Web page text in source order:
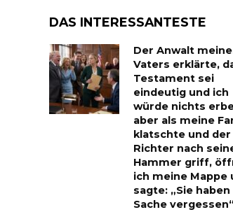
DAS INTERESSANTESTE
Der Anwalt
Vaters erklärte,
Testament sei
eindeutig und ich
würde nichts
aber als meine
klatschte und der
Richter nach
Hammer griff,
ich meine Mappe
sagte: „Sie
Sache